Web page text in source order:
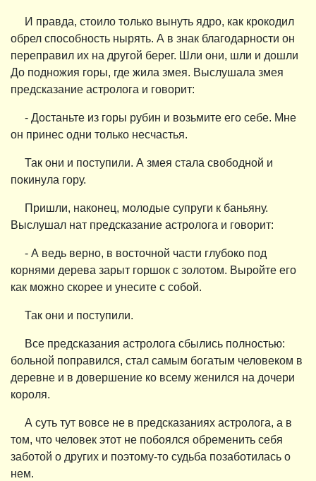
И правда, стоило только вынуть ядро, как крокодил
обрел способность нырять. А в знак благодарности он
переправил их на другой берег. Шли они, шли и дошли
До подножия горы, где жила змея. Выслушала змея
предсказание астролога и говорит:
- Достаньте из горы рубин и возьмите его себе. Мне
он принес одни только несчастья.
Так они и поступили. А змея стала свободной и
покинула гору.
Пришли, наконец, молодые супруги к баньяну.
Выслушал нат предсказание астролога и говорит:
- А ведь верно, в восточной части глубоко под
корнями дерева зарыт горшок с золотом. Выройте его
как можно скорее и унесите с собой.
Так они и поступили.
Все предсказания астролога сбылись полностью:
больной поправился, стал самым богатым человеком в
деревне и в довершение ко всему женился на дочери
короля.
А суть тут вовсе не в предсказаниях астролога, а в
том, что человек этот не побоялся обременить себя
заботой о других и поэтому-то судьба позаботилась о
нем.